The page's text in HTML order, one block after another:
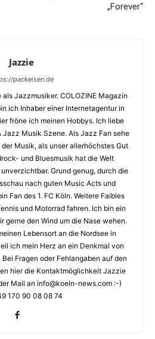
„Forever“
Jazzie
packeisen.de
Jazzmusiker. COLOZINE Magazin
ich Inhaber einer Internetagentur in
fröne ich meinen Hobbys. Ich liebe
Jazz Musik Szene. Als Jazz Fan sehe
Musik, als unser allerhöchstes Gut
und Bluesmusik hat die Welt
Grund genug, durch die
nach guten Music Acts und
Fan des 1. FC Köln. Weitere Faibles
und Motorrad fahren. Ich bin ein
gerne den Wind um die Nase wehen.
Lebensort an die Nordsee in
ich mein Herz an ein Denkmal von
Fragen oder Fehlangaben auf den
hier die Kontaktmöglichkeit Jazzie
Mail an info@koeln-news.com :-)
170 90 08 08 74